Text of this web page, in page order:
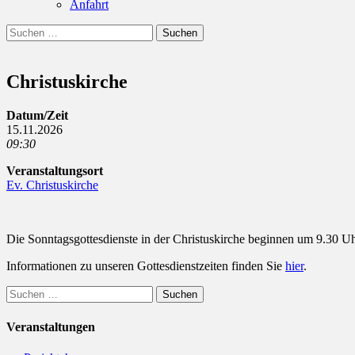
Anfahrt
Suchen
Suchen
nach:
Christuskirche
Datum/Zeit
15.11.2026
09:30
Veranstaltungsort
Ev. Christuskirche
Die Sonntagsgottesdienste in der Christuskirche beginnen um 9.30
Informationen zu unseren Gottesdienstzeiten finden Sie hier.
Suchen
nach:
Veranstaltungen